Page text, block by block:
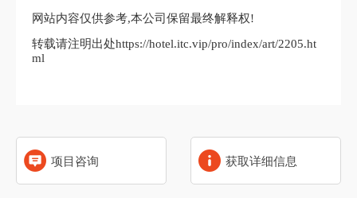
网站内容仅供参考,本公司保留最终解释权!
转载请注明出处https://hotel.itc.vip/pro/index/art/2205.ht
ml
项目咨询 获取详细信息